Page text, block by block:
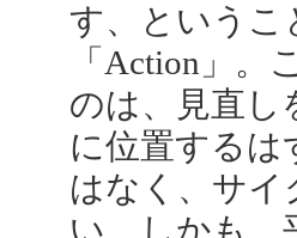
す、というこ
「Action」
のは、見直し
に位置するは
はなく、サイ
い。しかも、